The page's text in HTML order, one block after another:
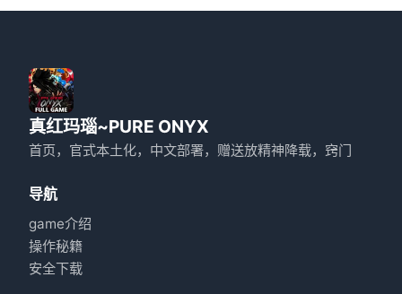
真红玛瑙~PURE ONYX
首页，官式本土化，中文部署，赠送放精神降载，窍门
导航
game介绍
操作秘籍
安全下载